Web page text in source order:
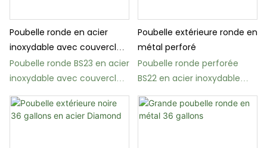
Poubelle ronde en acier
inoxydable avec couvercle
pour espaces extérieurs
Poubelle ronde BS23 en acier
inoxydable avec couvercle
pour usage extérieur
Poubelle extérieure ronde en
métal perforé
Poubelle ronde perforée
BS22 en acier inoxydable
avec couvercle étanche à
la pluie